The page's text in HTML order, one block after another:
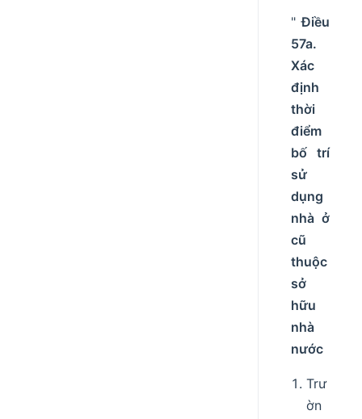
"Điều
57a.
Xác
định
thời
điểm
bố trí
sử
dụng
nhà ở
cũ
thuộc
sở
hữu
nhà
nước
Trư
ờn